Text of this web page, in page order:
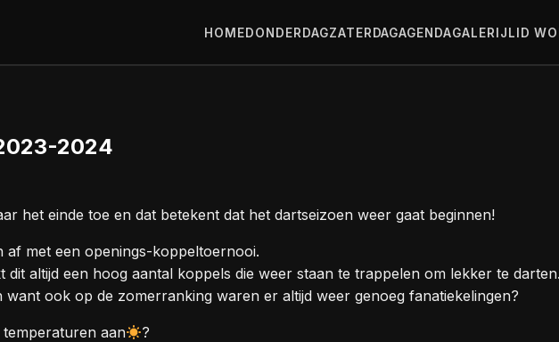
HOMEDONDERDAGZATERDAGAGENDAGALERIJLID
2024
het einde toe en dat betekent dat het dartseizoen weer gaat beginnen!
af met een openings-koppeltoernooi.
altijd een hoog aantal koppels die weer staan te trappelen om lekker te
ook op de zomerranking waren er altijd weer genoeg fanatiekelingen?
aan
?